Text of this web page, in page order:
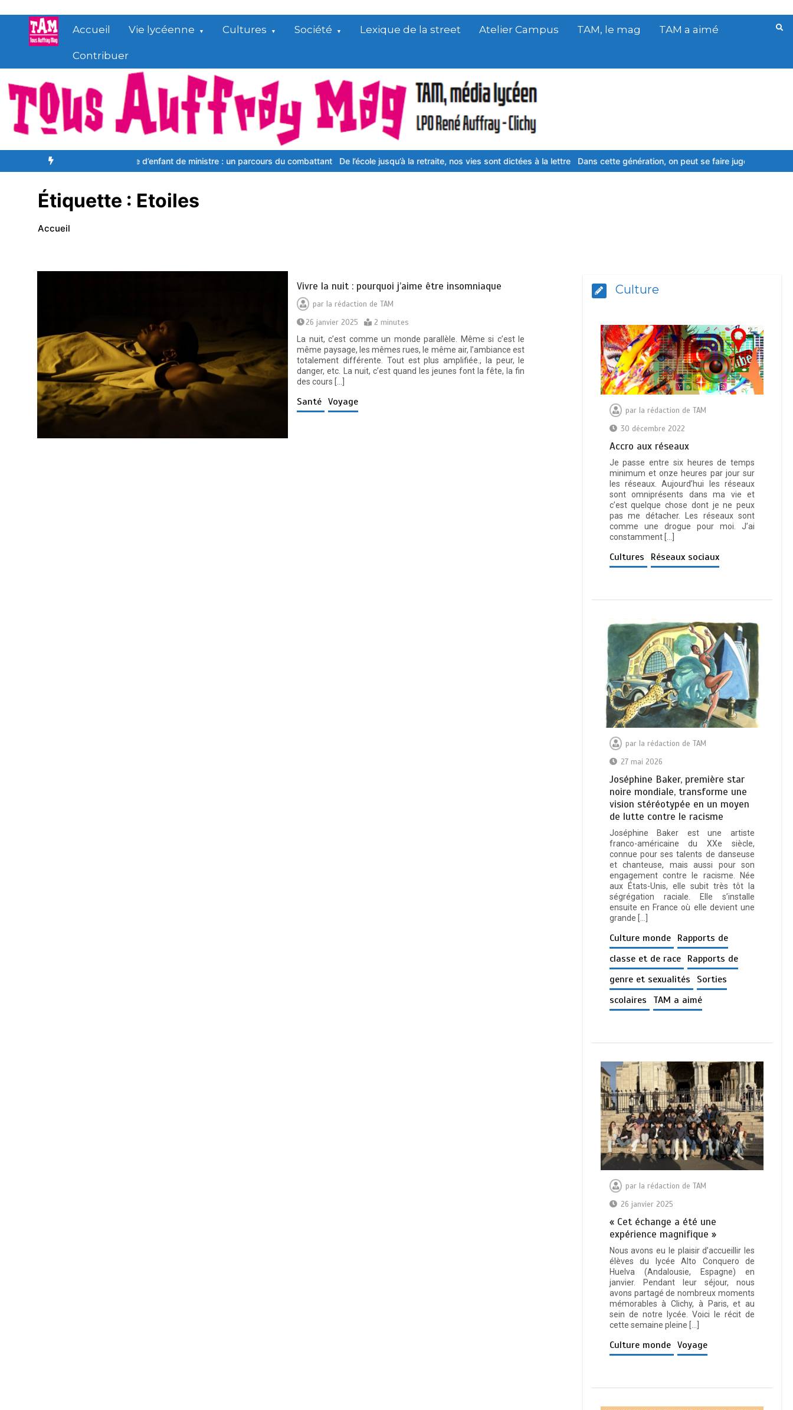
contenu
Accueil Vie lycéenne Cultures Société Lexique de la street Atelier Campus TAM, le mag TAM a aimé
Contribuer
internationale d’enfant de ministre : un parcours du combattant De l’école jusqu’à la retraite, nos vies sont dictées à la lettre Dans cette génération, on peut se faire juger pour tout et n’importe quoi
Étiquette : Etoiles
Accueil
Vivre la nuit : pourquoi j’aime être insomniaque
parla rédaction de TAM
26 janvier 2025
2 minutes
La nuit, c’est comme un monde parallèle. Même si c’est le
même paysage, les mêmes rues, le même air, l’ambiance est
totalement différente. Tout est plus amplifiée., la peur, le
danger, etc. La nuit, c’est quand les jeunes font la fête, la fin
des cours […]
Santé Voyage
Culture
par la rédaction de TAM
30 décembre 2022
Ассrо аuх réѕеаuх
Je passe entre six heures de temps
minimum et onze heures par jour sur
les réseaux. Aujourd’hui les réseaux
sont omniprésents dans ma vie et
c’est quelque chose dont je ne peux
pas me détacher. Les réseaux sont
comme une drogue pour moi. J’ai
constamment […]
Cultures Réseaux sociaux
par la rédaction de TAM
27 mai 2026
Joséphine Baker, première star
noire mondiale, transforme une
vision stéréotypée en un moyen
de lutte contre le racisme
Joséphine Baker est une artiste
franco-américaine du XXe siècle,
connue pour ses talents de danseuse
et chanteuse, mais aussi pour son
engagement contre le racisme. Née
aux États-Unis, elle subit très tôt la
ségrégation raciale. Elle s’installe
ensuite en France où elle devient une
grande […]
Culture monde Rapports de
classe et de race Rapports de
genre et sexualités
Sorties
scolaires
TAM a aimé
par la rédaction de TAM
26 janvier 2025
« Cet échange a été une
expérience magnifique »
Nous avons eu le plaisir d’accueillir les
élèves du lycée Alto Conquero de
Huelva (Andalousie, Espagne) en
janvier. Pendant leur séjour, nous
avons partagé de nombreux moments
mémorables à Clichy, à Paris, et au
sein de notre lycée. Voici le récit de
cette semaine pleine […]
Culture monde Voyage